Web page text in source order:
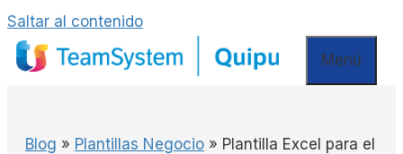
Saltar al contenido
Menú
Blog » Plantillas Negocio » Plantilla Excel para el